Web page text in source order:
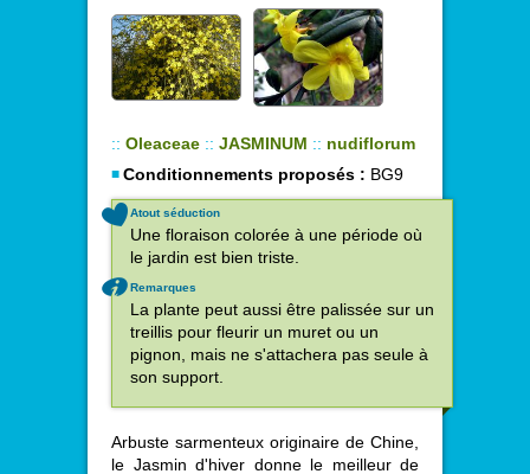
:: Oleaceae :: JASMINUM :: nudiflorum
Conditionnements proposés : BG9
Atout séduction
Une floraison colorée à une période où
le jardin est bien triste.
Remarques
La plante peut aussi être palissée sur un
treillis pour fleurir un muret ou un
pignon, mais ne s'attachera pas seule à
son support.
Arbuste sarmenteux originaire de Chine,
le Jasmin d'hiver donne le meilleur de